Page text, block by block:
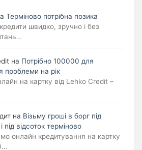
Терміново потрібна позика
швидко, зручно і без
на Потрібно 100000 для
проблеми на рік
на картку від Lehko Credit –
на Візьму гроші в борг під
під відсоток терміново
онлайн кредитування на картку